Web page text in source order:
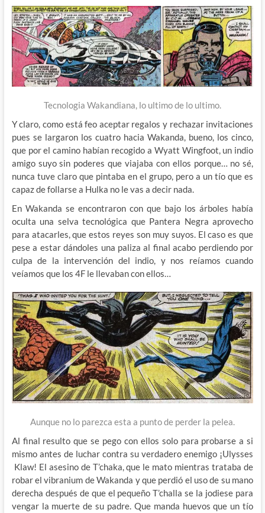
Tecnologia Wakandiana, lo ultimo de lo ultimo.
Y claro, como está feo aceptar regalos y rechazar invitaciones
pues se largaron los cuatro hacia Wakanda, bueno, los cinco,
que por el camino habían recogido a Wyatt Wingfoot, un indio
amigo suyo sin poderes que viajaba con ellos porque… no sé,
nunca tuve claro que pintaba en el grupo, pero a un tío que es
capaz de follarse a Hulka no le vas a decir nada.
En Wakanda se encontraron con que bajo los árboles había
oculta una selva tecnológica que Pantera Negra aprovecho
para atacarles, que estos reyes son muy suyos. El caso es que
pese a estar dándoles una paliza al final acabo perdiendo por
culpa de la intervención del indio, y nos reíamos cuando
veíamos que los 4F le llevaban con ellos…
Aunque no lo parezca esta a punto de perder la pelea.
Al final resulto que se pego con ellos solo para probarse a si
mismo antes de luchar contra su verdadero enemigo ¡Ulysses
Klaw! El asesino de T’chaka, que le mato mientras trataba de
robar el vibranium de Wakanda y que perdió el uso de su mano
derecha después de que el pequeño T’challa se la jodiese para
vengar la muerte de su padre. Que manda huevos que un tío